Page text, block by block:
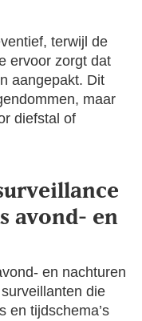
terwijl de
ervoor zorgt dat
aangepakt. Dit
maar
diefstal of
avond- en
en nachturen
die
en tijdschema’s